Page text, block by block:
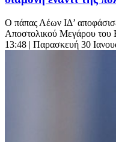
Ο πάπας Λέων ΙΔ’
Αποστολικού Μεγάρου του
13:48 | Παρασκευή 30